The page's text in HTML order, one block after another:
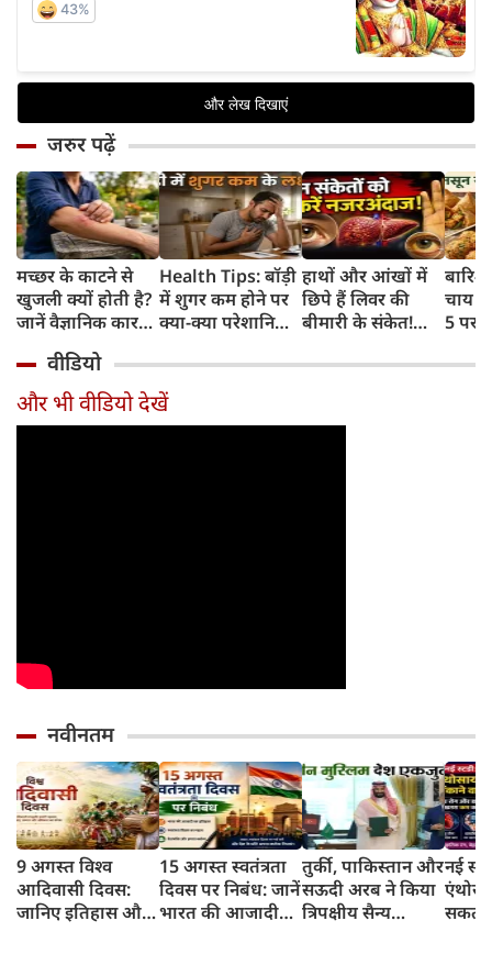
जरुर पढ़ें
मच्छर के काटने से
खुजली क्यों होती है?
जानें वैज्ञानिक कारण
Health Tips: बॉड़ी
में शुगर कम होने पर
क्या-क्या परेशानियां
बातें
हाथों और आंखों में
छिपे हैं लिवर की
बीमारी के संकेत!
नजरअंदाज
चाय
5
वीडियो
और भी वीडियो देखें
नवीनतम
9 अगस्त विश्व
आदिवासी दिवस:
जानिए इतिहास और
15 अगस्त स्वतंत्रता
दिवस पर निबंध: जानें
भारत की आजादी
तुर्की, पाकिस्तान और
सऊदी अरब ने किया
त्रिपक्षीय सैन्य
नई
सकता